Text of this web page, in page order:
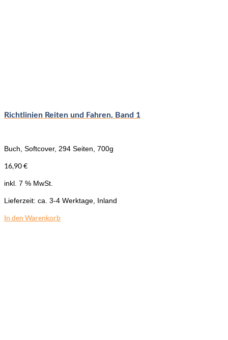
Richtlinien Reiten und Fahren, Band 1
Buch, Softcover, 294 Seiten, 700g
16,90€
inkl. 7 % MwSt.
Lieferzeit: ca. 3-4 Werktage, Inland
In den Warenkorb